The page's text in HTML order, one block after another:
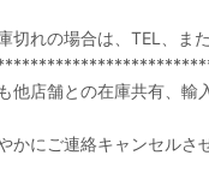
切れの場合は、TEL、ま
他店舗との在庫共有、輸
かにご連絡キャンセルさ